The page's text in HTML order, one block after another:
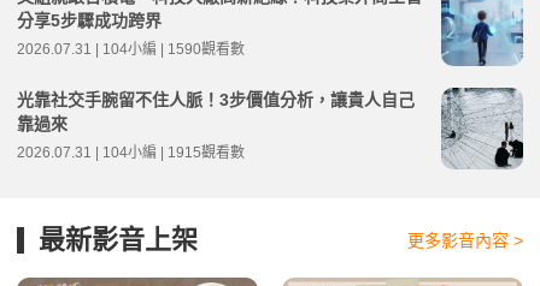
分享5步驟成功跨界
2026.07.31 | 104小編 | 1590觀看數
光靠社交手腕留不住人脈！3步價值分析，讓貴人自己
靠過來
2026.07.31 | 104小編 | 1915觀看數
最新影音上架 更多影音內容 >